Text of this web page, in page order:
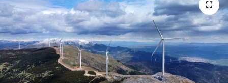
Rüya Tabirleri
Sağlık
Savunma Sanayi